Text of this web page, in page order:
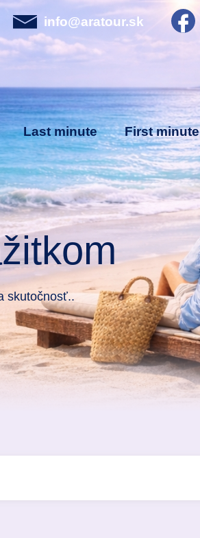
info@aratour.sk
Last minute First minute
skutočnosť..